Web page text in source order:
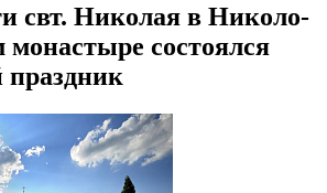
свт. Николая в Николо-
состоялся